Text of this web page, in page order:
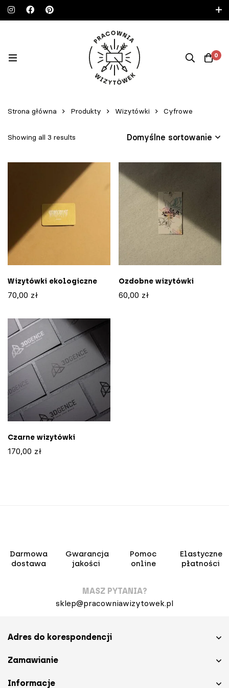
0
Strona główna Produkty Wizytówki Cyfrowe
Showing all 3 results Domyślne sortowanie
Wizytówki ekologiczne
70,00 zł
Ozdobne wizytówki
60,00 zł
Czarne wizytówki
170,00 zł
Darmowa
dostawa
Gwarancja
jakości
Pomoc
online
Elastyczne
płatności
MASZ PYTANIA?
sklep@pracowniawizytowek.pl
Adres do korespondencji
Zamawianie
Informacje